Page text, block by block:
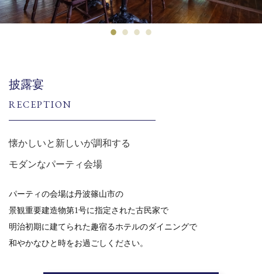
披露宴
RECEPTION
懐かしいと新しいが調和する
モダンなパーティ会場
パーティの会場は丹波篠山市の
景観重要建造物第1号に指定された古民家で
明治初期に建てられた趣宿るホテルのダイニングで
和やかなひと時をお過ごしください。